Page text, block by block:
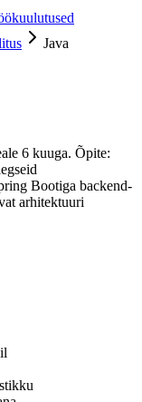
Java
6 kuuga. Õpite:
Bootiga backend-
arhitektuuri